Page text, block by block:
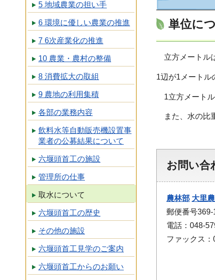
5 地域農業の担い手
6 環境に優しい農業の推進
7 6次産業化の推進
10 農業・農村の整備
8 消費拡大の取組
9 農地の利用集積
各部の業務内容
飲料水等自動販売機設置事
業者の公募結果について
六堰頭首工の施設
管理所の仕事
取水について
六堰頭首工の歴史
その他の施設
六堰頭首工見学のご案内
六堰頭首工からのお願い
単位に
立方メートル
1辺が1メートル
1立方メート
また、水の比
お問い合
農林部 大里
郵便番号
電話：048-
ファックス